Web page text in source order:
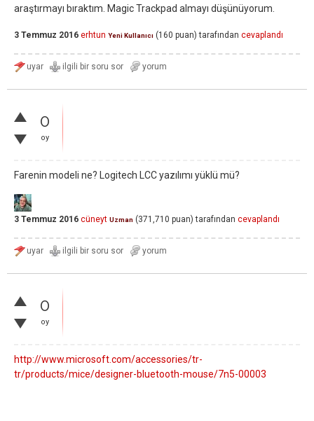
araştırmayı bıraktım. Magic Trackpad almayı düşünüyorum.
3 Temmuz 2016 erhtun Yeni Kullanıcı (160 puan) tarafından cevaplandı
0
oy
Farenin modeli ne? Logitech LCC yazılımı yüklü mü?
3 Temmuz 2016 cüneyt Uzman (371,710 puan) tarafından cevaplandı
0
oy
http://www.microsoft.com/accessories/tr-
tr/products/mice/designer-bluetooth-mouse/7n5-00003